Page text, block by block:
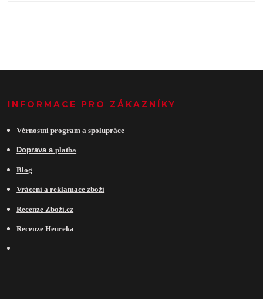
INFORMACE PRO ZÁKAZNÍKY
Věrnostní program a spolupráce
Doprava aplatba
Blog
Vrácení a reklamace zboží
Recenze Zboží.cz
Recenze Heureka